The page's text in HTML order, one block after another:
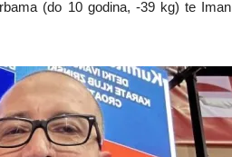
(do 10 godina, -39 kg) te Iman